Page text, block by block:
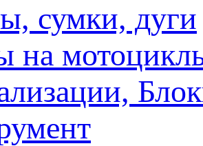
сумки, дуги
на